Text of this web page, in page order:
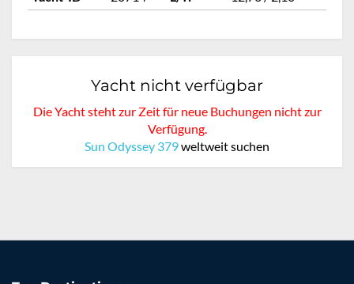
Yacht nicht verfügbar
Die Yacht steht zur Zeit für neue Buchungen nicht zur
Verfügung.
Sun Odyssey 379weltweit suchen